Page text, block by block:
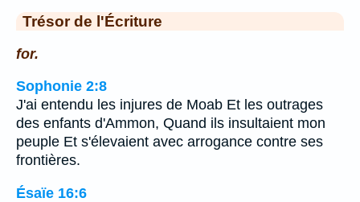
Trésor de l'Écriture
for.
Sophonie 2:8
J'ai entendu les injures de Moab Et les outrages
des enfants d'Ammon, Quand ils insultaient mon
peuple Et s'élevaient avec arrogance contre ses
frontières.
Ésaïe 16:6